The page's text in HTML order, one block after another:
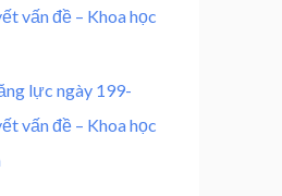
vấn đề – Khoa học
lực ngày 199-
vấn đề – Khoa học